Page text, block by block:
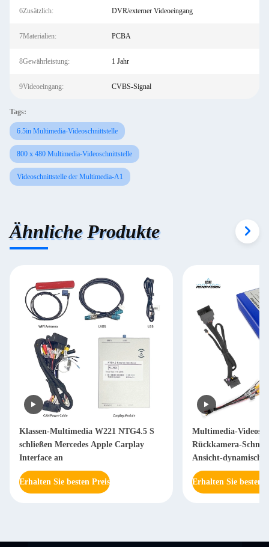
6Zusätzlich: DVR/externer Videoeingang
7Materialien: PCBA
8Gewährleistung: 1 Jahr
9Videoeingang: CVBS-Signal
Tags:
6.5in Multimedia-Videoschnittstelle
800 x 480 Multimedia-Videoschnittstelle
Videoschnittstelle der Multimedia-A1
Ähnliche Produkte
Klassen-Multimedia W221 NTG4.5 S
schließen Mercedes Apple Carplay
Interface an
Erhalten Sie besten Preis
Multimedia-
Rückkamera-
Ansicht-
25V
Erhalten Sie besten